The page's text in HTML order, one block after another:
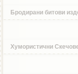
Бродирани битови
Хумористични